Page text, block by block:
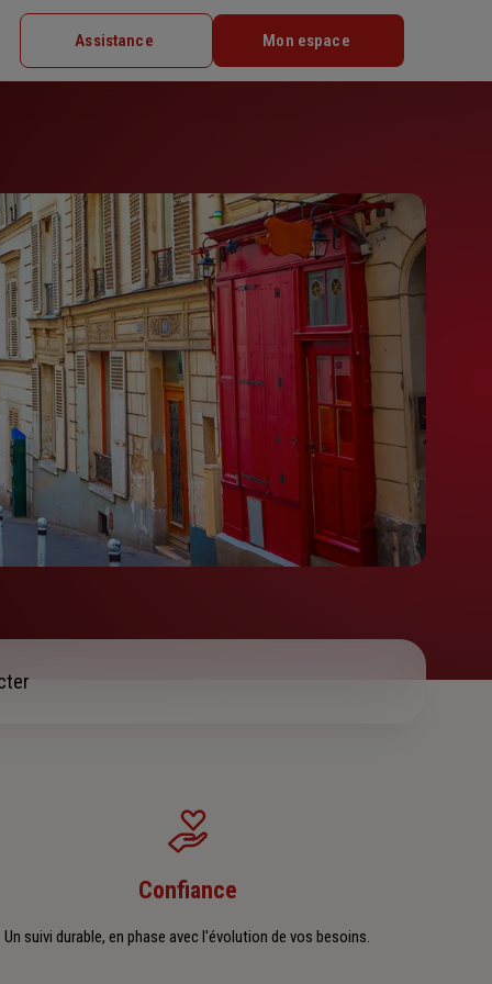
Assistance Mon espace
Confiance
Un suivi durable, en phase avec l'évolution de vos besoins.